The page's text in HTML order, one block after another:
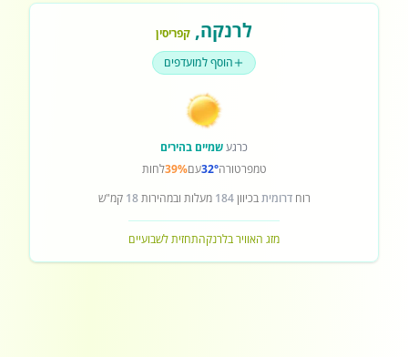
לרנקה, קפריסין
הוסף למועדפים
כרגעשמיים בהירים
טמפרטורה32°עם39%לחות
רוחדרומיתבכיוון184 מעלות ובמהירות18 קמ"ש
מזג האוויר בלרנקהתחזית לשבועיים